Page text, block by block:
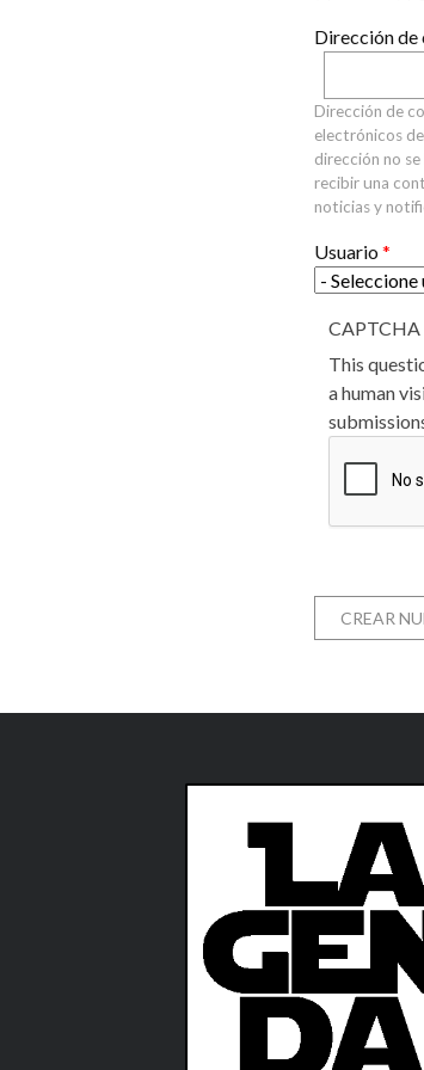
INFANTIL
Dirección
Dirección de
electrónicos
dirección no
recibir una
noticias y
Usuario*
CAPTCHA
This
a human